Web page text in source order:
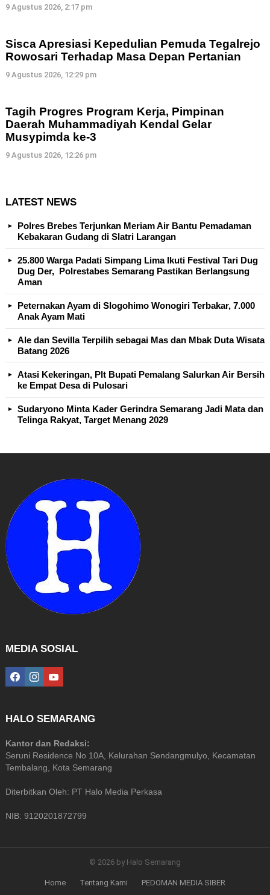
9 Agustus 2026, 2:17 pm
Sisca Apresiasi Kepedulian Pemuda Tegalrejo
Rowosari Terhadap Masa Depan Pertanian
9 Agustus 2026, 12:29 pm
Tagih Progres Program Kerja, Pimpinan
Daerah Muhammadiyah Kendal Gelar
Musypimda ke-3
9 Agustus 2026, 12:26 pm
LATEST NEWS
Polres Brebes Terjunkan Meriam Air Bantu Pemadaman
Kebakaran Gudang di Slatri Larangan
25.800 Warga Padati Simpang Lima Ikuti Festival Tari Dug
Dug Der, Polrestabes Semarang Pastikan Berlangsung
Aman
Peternakan Ayam di Slogohimo Wonogiri Terbakar, 7.000
Anak Ayam Mati
Ale dan Sevilla Terpilih sebagai Mas dan Mbak Duta Wisata
Batang 2026
Atasi Kekeringan, Plt Bupati Pemalang Salurkan Air Bersih
ke Empat Desa di Pulosari
Sudaryono Minta Kader Gerindra Semarang Jadi Mata dan
Telinga Rakyat, Target Menang 2029
MEDIA SOSIAL
facebookinstagramyoutube
HALO SEMARANG
Kantor dan Redaksi:
Seruni Residence No 10A, Kelurahan Sendangmulyo, Kecamatan
Tembalang, Kota Semarang
Diterbitkan Oleh: PT Halo Media Perkasa
NIB: 9120201872799
© 2026 by Halo Semarang
Home Tentang Kami PEDOMAN MEDIA SIBER